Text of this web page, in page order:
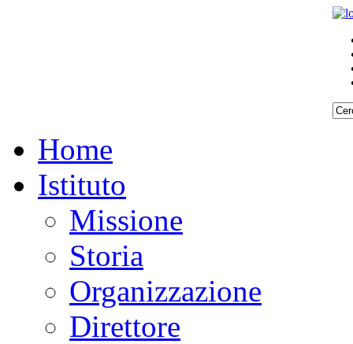
Home
Istituto
Missione
Storia
Organizzazione
Direttore